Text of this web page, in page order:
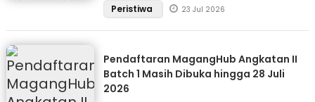
Peristiwa 23 Jul 2026
Pendaftaran MagangHub Angkatan II
Batch 1 Masih Dibuka hingga 28 Juli
2026